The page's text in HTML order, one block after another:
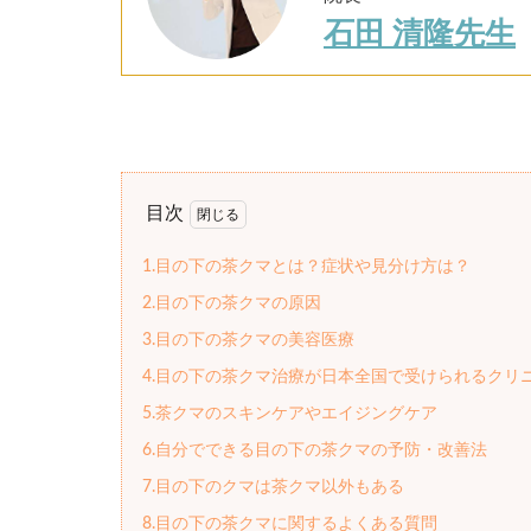
石田 清隆先生
目次
1.目の下の茶クマとは？症状や見分け方は？
2.目の下の茶クマの原因
3.目の下の茶クマの美容医療
4.目の下の茶クマ治療が日本全国で受けられるクリ
5.茶クマのスキンケアやエイジングケア
6.自分でできる目の下の茶クマの予防・改善法
7.目の下のクマは茶クマ以外もある
8.目の下の茶クマに関するよくある質問